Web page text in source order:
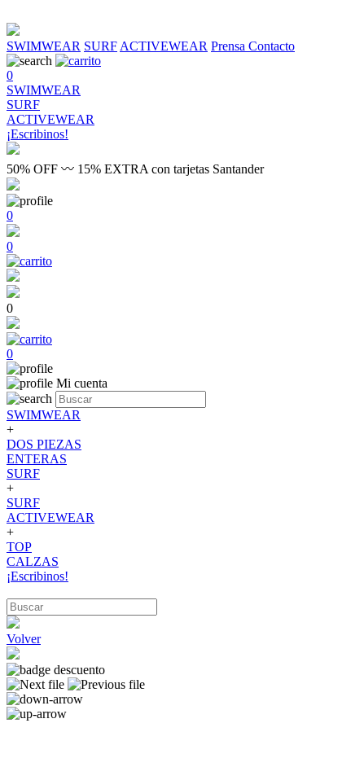
SWIMWEAR SURF ACTIVEWEAR Prensa Contacto
0
SWIMWEAR
SURF
ACTIVEWEAR
¡Escribinos!
50% OFF 〰 15% EXTRA con tarjetas Santander
0
0
0
0
Mi cuenta
SWIMWEAR
+
DOS PIEZAS
ENTERAS
SURF
+
SURF
ACTIVEWEAR
+
TOP
CALZAS
¡Escribinos!
Volver